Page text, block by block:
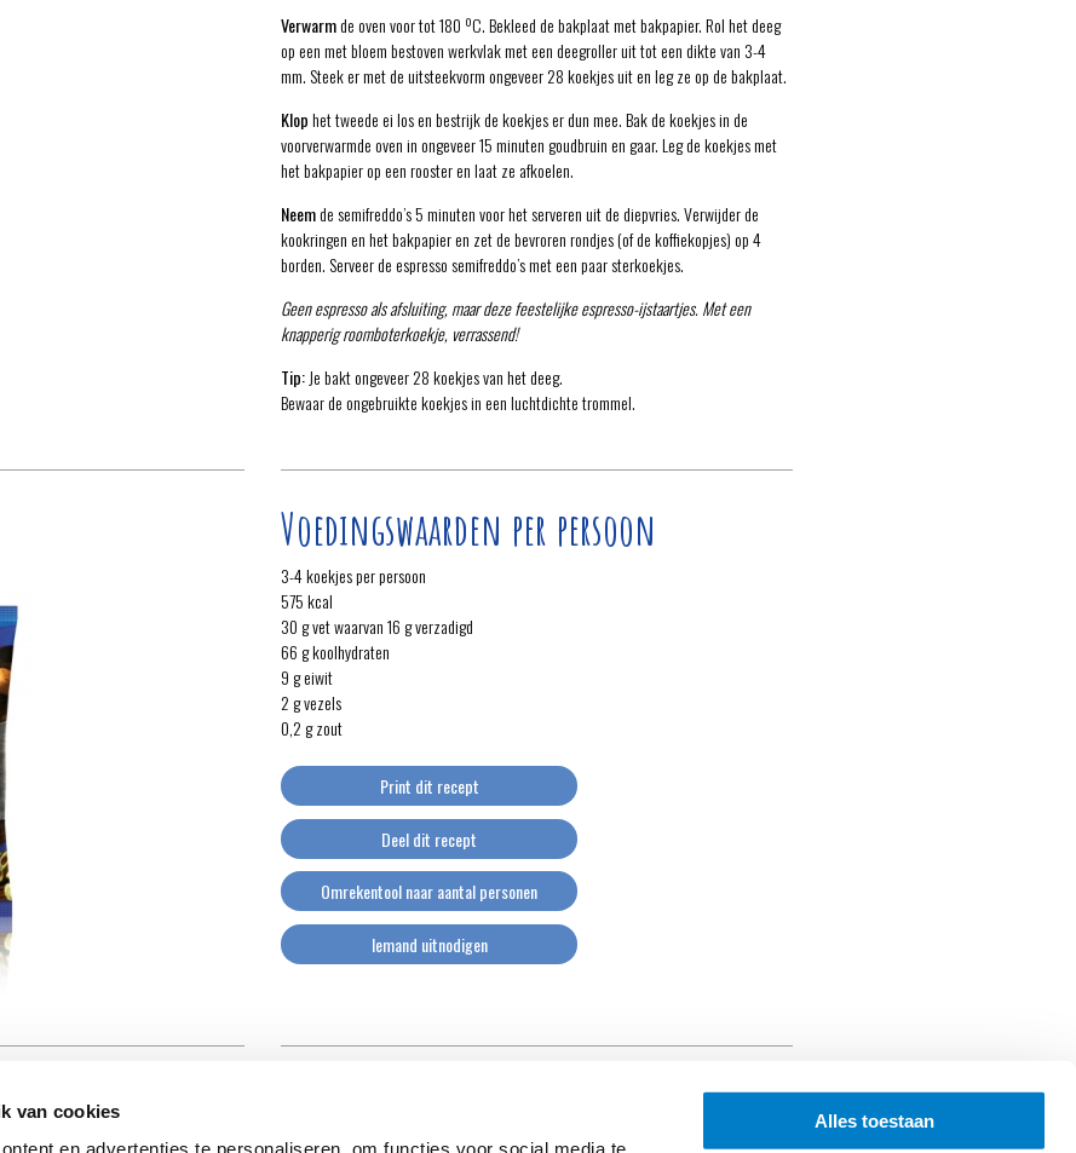
van cookies
en advertenties te personaliseren, om functies voor social media te
Alles toestaan
Verwarmde oven voor tot 180 ºC. Bekleed de bakplaat met bakpapier. Rol het deeg
op een met bloem bestoven werkvlak met een deegroller uit tot een dikte van 3-4
mm. Steek er met de uitsteekvorm ongeveer 28 koekjes uit en leg ze op de bakplaat.
Klophet tweede ei los en bestrijk de koekjes er dun mee. Bak de koekjes in de
voorverwarmde oven in ongeveer 15 minuten goudbruin en gaar. Leg de koekjes met
het bakpapier op een rooster en laat ze afkoelen.
Neemde semifreddo’s 5 minuten voor het serveren uit de diepvries. Verwijder de
kookringen en het bakpapier en zet de bevroren rondjes (of de koffiekopjes) op 4
borden. Serveer de espresso semifreddo’s met een paar sterkoekjes.
Geen espresso als afsluiting, maar deze feestelijke espresso-ijstaartjes. Met een
knapperig roomboterkoekje, verrassend!
Tip:Je bakt ongeveer 28 koekjes van het deeg.
Bewaar de ongebruikte koekjes in een luchtdichte trommel.
Voedingswaarden per persoon
3-4 koekjes per persoon
575 kcal
30 g vet waarvan 16 g verzadigd
66 g koolhydraten
9 g eiwit
2 g vezels
0,2 g zout
Print dit recept
Deel dit recept
Omrekentool naar aantal personen
Iemand uitnodigen